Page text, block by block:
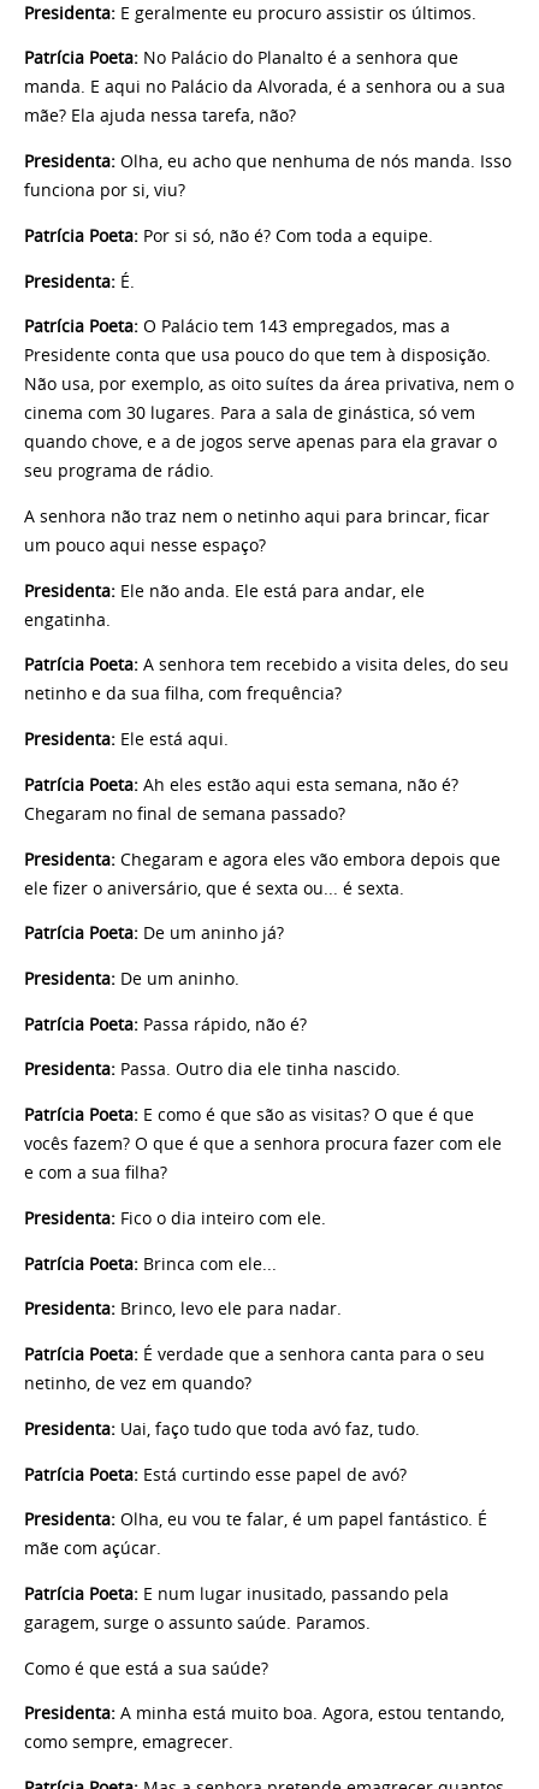
Presidenta: E geralmente eu procuro assistir os últimos.
Patrícia Poeta: No Palácio do Planalto é a senhora que
manda. E aqui no Palácio da Alvorada, é a senhora ou a sua
mãe? Ela ajuda nessa tarefa, não?
Presidenta: Olha, eu acho que nenhuma de nós manda. Isso
funciona por si, viu?
Patrícia Poeta: Por si só, não é? Com toda a equipe.
Presidenta: É.
Patrícia Poeta: O Palácio tem 143 empregados, mas a
Presidente conta que usa pouco do que tem à disposição.
Não usa, por exemplo, as oito suítes da área privativa, nem o
cinema com 30 lugares. Para a sala de ginástica, só vem
quando chove, e a de jogos serve apenas para ela gravar o
seu programa de rádio.
A senhora não traz nem o netinho aqui para brincar, ficar
um pouco aqui nesse espaço?
Presidenta: Ele não anda. Ele está para andar, ele
engatinha.
Patrícia Poeta: A senhora tem recebido a visita deles, do seu
netinho e da sua filha, com frequência?
Presidenta: Ele está aqui.
Patrícia Poeta: Ah eles estão aqui esta semana, não é?
Chegaram no final de semana passado?
Presidenta: Chegaram e agora eles vão embora depois que
ele fizer o aniversário, que é sexta ou... é sexta.
Patrícia Poeta: De um aninho já?
Presidenta: De um aninho.
Patrícia Poeta: Passa rápido, não é?
Presidenta: Passa. Outro dia ele tinha nascido.
Patrícia Poeta: E como é que são as visitas? O que é que
vocês fazem? O que é que a senhora procura fazer com ele
e com a sua filha?
Presidenta: Fico o dia inteiro com ele.
Patrícia Poeta: Brinca com ele...
Presidenta: Brinco, levo ele para nadar.
Patrícia Poeta: É verdade que a senhora canta para o seu
netinho, de vez em quando?
Presidenta: Uai, faço tudo que toda avó faz, tudo.
Patrícia Poeta: Está curtindo esse papel de avó?
Presidenta: Olha, eu vou te falar, é um papel fantástico. É
mãe com açúcar.
Patrícia Poeta: E num lugar inusitado, passando pela
garagem, surge o assunto saúde. Paramos.
Como é que está a sua saúde?
Presidenta: A minha está muito boa. Agora, estou tentando,
como sempre, emagrecer.